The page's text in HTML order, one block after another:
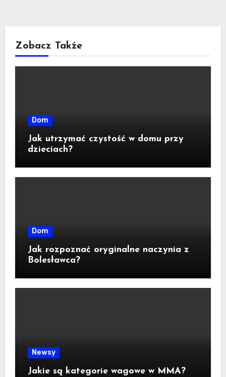
Zobacz Także
Dom
Jak utrzymać czystość w domu przy
dzieciach?
Dom
Jak rozpoznać oryginalne naczynia z
Bolesławca?
Newsy
Jakie są kategorie wagowe w MMA?